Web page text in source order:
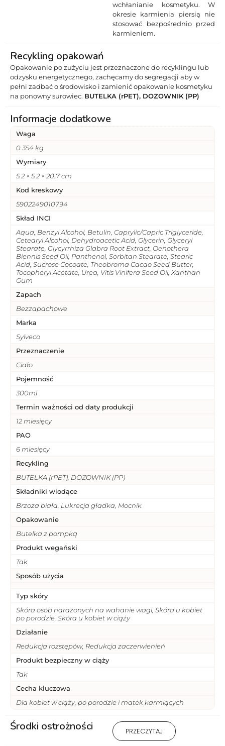
wchłanianie kosmetyku. W
okresie karmienia piersią nie
stosować bezpośrednio przed
karmieniem.
Recykling opakowań
Opakowanie po zużyciu jest przeznaczone do recyklingu lub
odzysku energetycznego, zachęcamy do segregacji aby w
pełni zadbać o środowisko i zamienić opakowanie kosmetyku
na ponowny surowiec. BUTELKA (rPET), DOZOWNIK (PP)
Informacje dodatkowe
Waga
0.354 kg
Wymiary
5.2 × 5.2 × 20.7 cm
Kod kreskowy
5902249010794
Skład INCI
Aqua, Benzyl Alcohol, Betulin, Caprylic/Capric Triglyceride,
Cetearyl Alcohol, Dehydroacetic Acid, Glycerin, Glyceryl
Stearate, Glycyrrhiza Glabra Root Extract, Oenothera
Biennis Seed Oil, Panthenol, Sorbitan Stearate, Stearic
Acid, Sucrose Cocoate, Theobroma Cacao Seed Butter,
Tocopheryl Acetate, Urea, Vitis Vinifera Seed Oil, Xanthan
Gum
Zapach
Bezzapachowe
Marka
Sylveco
Przeznaczenie
Ciało
Pojemność
300ml
Termin ważności od daty produkcji
12 miesięcy
PAO
6 miesięcy
Recykling
BUTELKA (rPET), DOZOWNIK (PP)
Składniki wiodące
Brzoza biała, Lukrecja gładka, Mocnik
Opakowanie
Butelka z pompką
Produkt wegański
Tak
Sposób użycia
Typ skóry
Skóra osób narażonych na wahanie wagi, Skóra u kobiet
po porodzie, Skóra u kobiet w ciąży
Działanie
Redukcja rozstępów, Redukcja zaczerwienień
Produkt bezpieczny w ciąży
Tak
Cecha kluczowa
Dla kobiet w ciąży, po porodzie i matek karmiących
Środki ostrożności
1) Produkt wyłącznie do użytku
zewnętrznego. 2 ) Stosować
PRZECZYTAJ